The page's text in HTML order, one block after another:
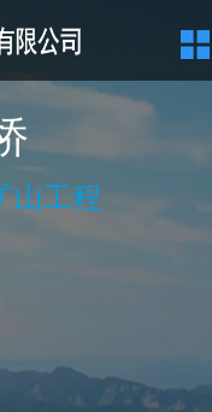
山工程